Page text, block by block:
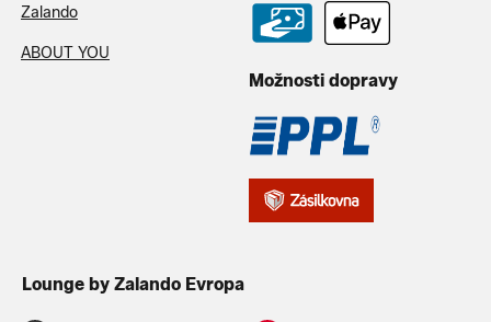
Zalando
ABOUT YOU
Možnosti dopravy
Lounge by Zalando Evropa